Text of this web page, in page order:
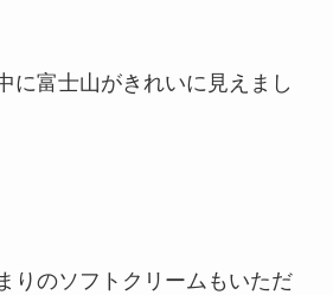
に富士山がきれいに見えまし
りのソフトクリームもいただ